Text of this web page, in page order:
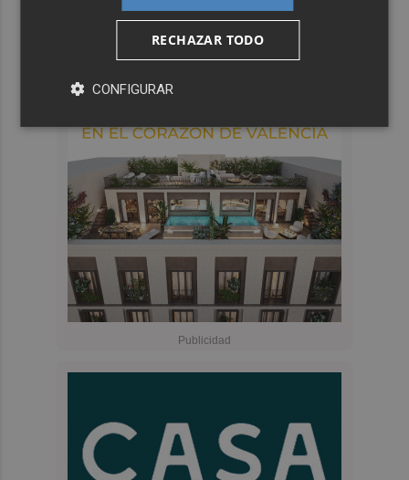
RECHAZAR TODO
CONFIGURAR